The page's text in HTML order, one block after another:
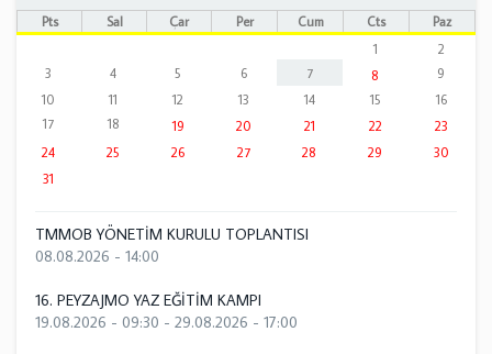
Pts Sal Çar Per Cum Cts
Paz
1
2
3
4 5 6 7 8
9
10
11 12 13 14 15
16
17
18 19 20 21 22
23
24
25 26 27 28 29
30
31
TMMOB YÖNETİM KURULU TOPLANTISI
08.08.2026 - 14:00
16. PEYZAJMO YAZ EĞİTİM KAMPI
19.08.2026 - 09:30 - 29.08.2026 - 17:00